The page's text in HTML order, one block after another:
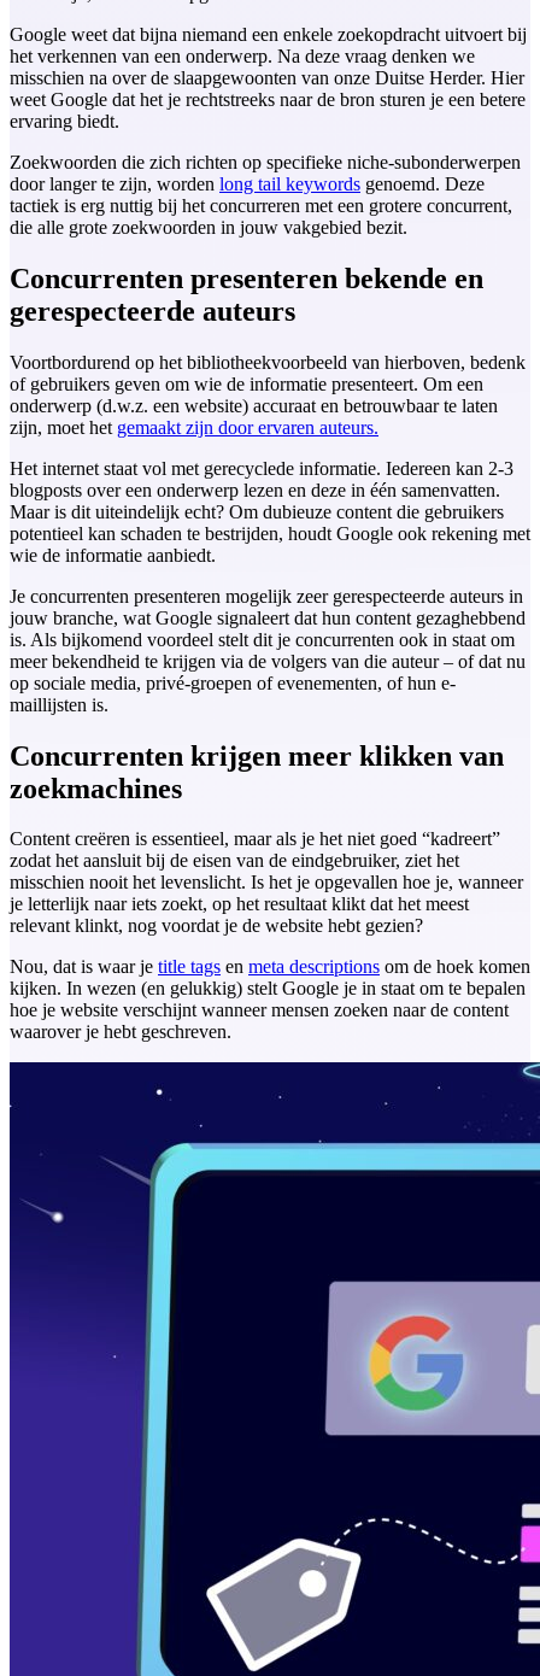
Google weet dat bijna niemand een enkele zoekopdracht uitvoert bij
het verkennen van een onderwerp. Na deze vraag denken we
misschien na over de slaapgewoonten van onze Duitse Herder. Hier
weet Google dat het je rechtstreeks naar de bron sturen je een betere
ervaring biedt.
Zoekwoorden die zich richten op specifieke niche-subonderwerpen
door langer te zijn, worden long tail keywords genoemd. Deze
tactiek is erg nuttig bij het concurreren met een grotere concurrent,
die alle grote zoekwoorden in jouw vakgebied bezit.
Concurrenten presenteren bekende en
gerespecteerde auteurs
Voortbordurend op het bibliotheekvoorbeeld van hierboven, bedenk
of gebruikers geven om wie de informatie presenteert. Om een
onderwerp (d.w.z. een website) accuraat en betrouwbaar te laten
zijn, moet het gemaakt zijn door ervaren auteurs.
Het internet staat vol met gerecyclede informatie. Iedereen kan 2-3
blogposts over een onderwerp lezen en deze in één samenvatten.
Maar is dit uiteindelijk echt? Om dubieuze content die gebruikers
potentieel kan schaden te bestrijden, houdt Google ook rekening met
wie de informatie aanbiedt.
Je concurrenten presenteren mogelijk zeer gerespecteerde auteurs in
jouw branche, wat Google signaleert dat hun content gezaghebbend
is. Als bijkomend voordeel stelt dit je concurrenten ook in staat om
meer bekendheid te krijgen via de volgers van die auteur – of dat nu
op sociale media, privé-groepen of evenementen, of hun e-
maillijsten is.
Concurrenten krijgen meer klikken van
zoekmachines
Content creëren is essentieel, maar als je het niet goed “kadreert”
zodat het aansluit bij de eisen van de eindgebruiker, ziet het
misschien nooit het levenslicht. Is het je opgevallen hoe je, wanneer
je letterlijk naar iets zoekt, op het resultaat klikt dat het meest
relevant klinkt, nog voordat je de website hebt gezien?
Nou, dat is waar je title tags en meta descriptions om de hoek komen
kijken. In wezen (en gelukkig) stelt Google je in staat om te bepalen
hoe je website verschijnt wanneer mensen zoeken naar de content
waarover je hebt geschreven.